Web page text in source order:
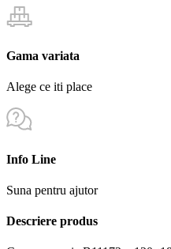
Gama variata
Alege ce iti place
Info Line
Suna pentru ajutor
Descriere produs